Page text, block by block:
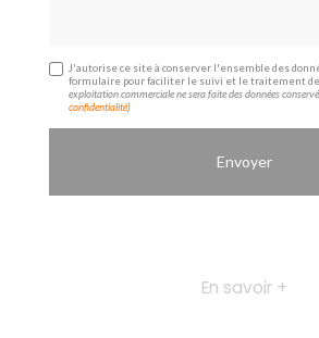
J'autorise ce site à conserver l'ensemble des
formulaire pour faciliter le suivi et le traitement
exploitation commerciale ne sera faite des données
confidentialité)
En savoir +